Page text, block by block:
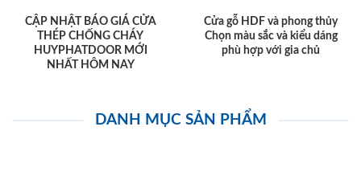
CẬP NHẬT BÁO GIÁ CỬA
THÉP CHỐNG CHÁY
HUYPHATDOOR MỚI
NHẤT HÔM NAY
Cửa gỗ HDF và phong thủy
Chọn màu sắc và kiểu dáng
phù hợp với gia chủ
DANH MỤC SẢN PHẨM